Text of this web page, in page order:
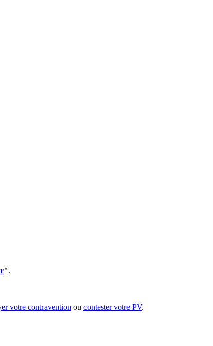
".
votre contravention ou contester votre PV.